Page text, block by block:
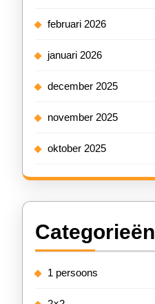
februari 2026
januari 2026
december 2025
november 2025
oktober 2025
Categorieën
1 persoons